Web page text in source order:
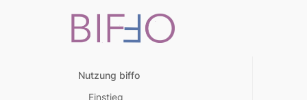
Nutzung biffo
Einstieg